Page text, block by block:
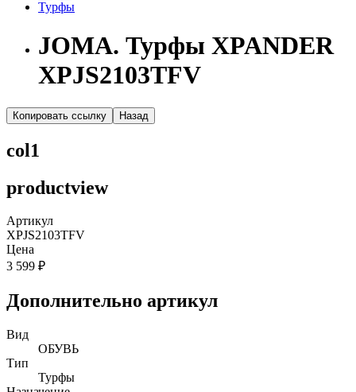
Турфы
JOMA. Турфы XPANDER
XPJS2103TFV
Копировать ссылку Назад
col1
productview
Артикул
XPJS2103TFV
Цена
3 599 ₽
Дополнительно артикул
Вид
ОБУВЬ
Тип
Турфы